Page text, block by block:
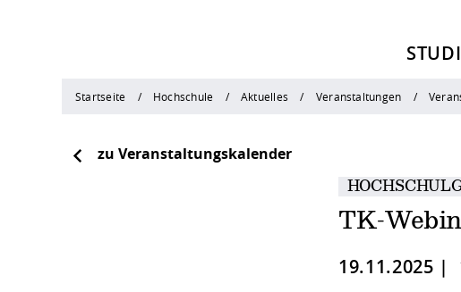
Startseite Hochschule Aktuelles Veranstaltungen
zu Veranstaltungskalender
TK-
19.11.2025 |